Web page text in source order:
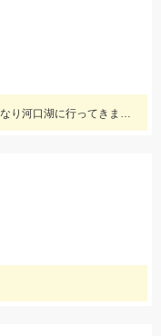
オーノフィッシングガイドにお世話になり河口湖に行ってきました。テクニカルな1日でしたがワンズバグで貴重な1本を釣らせてくれましたよ！激しいバイトで大興奮で下した！